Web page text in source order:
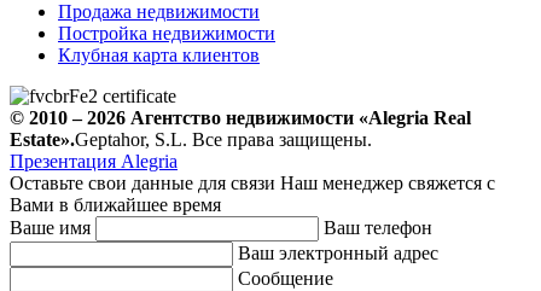
Продажа недвижимости
Постройка недвижимости
Клубная карта клиентов
© 2010 – 2026 Агентство недвижимости «Alegria Real
Estate».Geptahor, S.L. Все права защищены.
Презентация Alegria
Оставьте свои данные для связи Наш менеджер свяжется с
Вами в ближайшее время
Ваше имя
Ваш телефон
Ваш электронный адрес
Сообщение